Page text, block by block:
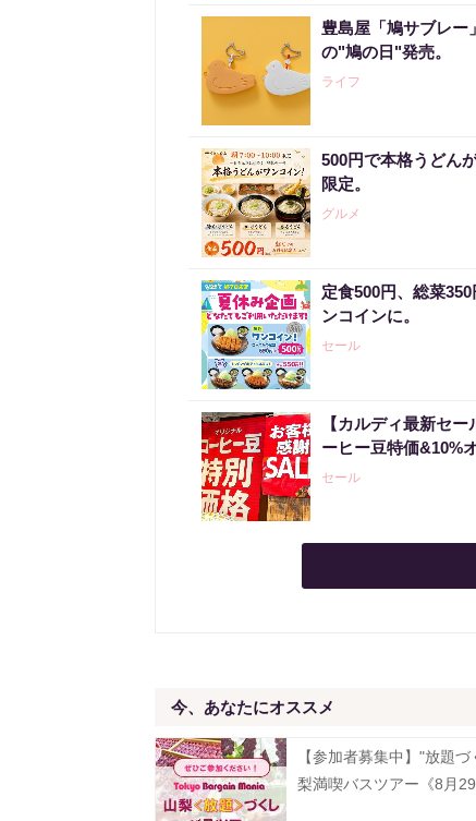
豊島屋「鳩サブレ
の"鳩の日"発売。
ライフ
500円で本格うどん
限定。
グルメ
定食500円、総菜
ンコインに。
セール
【カルディ最新セ
ーヒー豆特価&10%
セール
今、あなたにオススメ
【参加者募集中】"放題
梨満喫バスツアー《8月29